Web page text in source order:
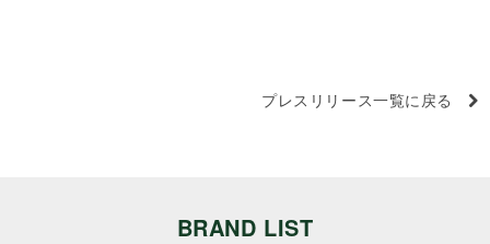
プレスリリース一覧に戻る
BRAND LIST